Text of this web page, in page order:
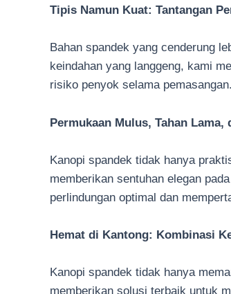
Tipis Namun Kuat: Tantangan
Bahan spandek yang cenderung
keindahan yang langgeng, kami
risiko penyok selama pemasangan.
Permukaan Mulus, Tahan Lama,
Kanopi spandek tidak hanya
memberikan sentuhan elegan
perlindungan optimal dan
Hemat di Kantong: Kombinasi
Kanopi spandek tidak hanya
memberikan solusi terbaik untuk